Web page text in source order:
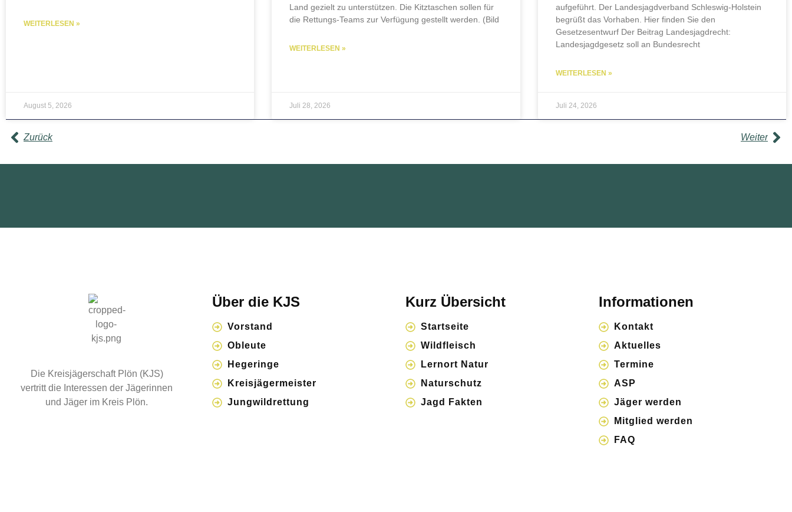
WEITERLESEN »
August 5, 2026
Land gezielt zu unterstützen. Die Kitztaschen sollen für
die Rettungs-Teams zur Verfügung gestellt werden. (Bild
WEITERLESEN »
Juli 28, 2026
aufgeführt. Der Landesjagdverband Schleswig-Holstein
begrüßt das Vorhaben. Hier finden Sie den
Gesetzesentwurf Der Beitrag Landesjagdrecht:
Landesjagdgesetz soll an Bundesrecht
WEITERLESEN »
Juli 24, 2026
Zurück Weiter
Die Kreisjägerschaft Plön (KJS)
vertritt die Interessen der Jägerinnen
und Jäger im Kreis Plön.
Über die KJS
Vorstand
Obleute
Hegeringe
Kreisjägermeister
Jungwildrettung
Kurz Übersicht
Startseite
Wildfleisch
Lernort Natur
Naturschutz
Jagd Fakten
Informationen
Kontakt
Aktuelles
Termine
ASP
Jäger werden
Mitglied werden
FAQ